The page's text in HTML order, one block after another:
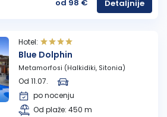
od 98 € Detaljnije
Hotel:
Blue Dolphin
Metamorfosi (Halkidiki, Sitonia)
Od 11.07.
po nocenju
Od plaže: 450 m